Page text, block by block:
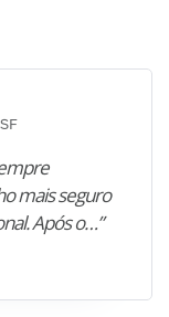
mais seguro
Após o…”